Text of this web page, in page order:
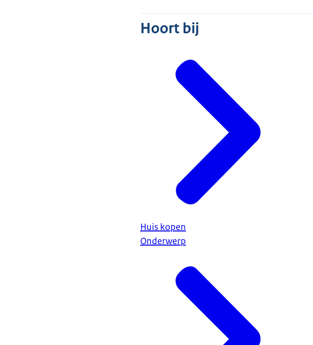
Hoort bij
Huis kopen
Onderwerp